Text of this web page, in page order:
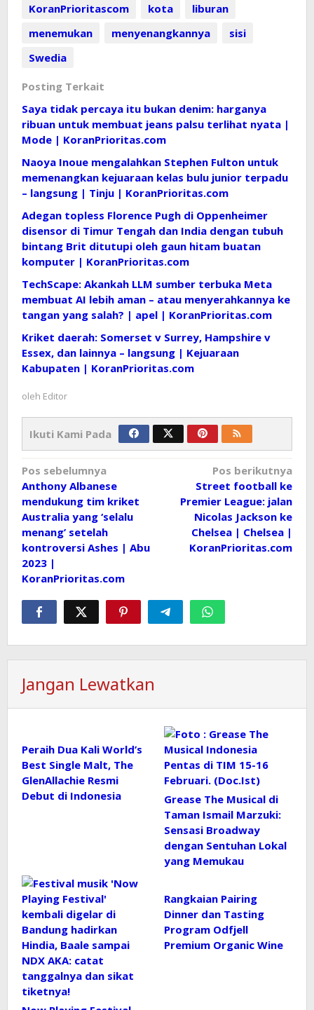
KoranPrioritascom
kota
liburan
menemukan
menyenangkannya
sisi
Swedia
Posting Terkait
Saya tidak percaya itu bukan denim: harganya
ribuan untuk membuat jeans palsu terlihat nyata |
Mode | KoranPrioritas.com
Naoya Inoue mengalahkan Stephen Fulton untuk
memenangkan kejuaraan kelas bulu junior terpadu
– langsung | Tinju | KoranPrioritas.com
Adegan topless Florence Pugh di Oppenheimer
disensor di Timur Tengah dan India dengan tubuh
bintang Brit ditutupi oleh gaun hitam buatan
komputer | KoranPrioritas.com
TechScape: Akankah LLM sumber terbuka Meta
membuat AI lebih aman – atau menyerahkannya ke
tangan yang salah? | apel | KoranPrioritas.com
Kriket daerah: Somerset v Surrey, Hampshire v
Essex, dan lainnya – langsung | Kejuaraan
Kabupaten | KoranPrioritas.com
oleh Editor
Ikuti Kami Pada
Navigasi
pos
Pos sebelumnya
Anthony Albanese
mendukung tim kriket
Australia yang ‘selalu
menang’ setelah
kontroversi Ashes | Abu
2023 |
KoranPrioritas.com
Pos berikutnya
Street football ke
Premier League: jalan
Nicolas Jackson ke
Chelsea | Chelsea |
KoranPrioritas.com
Jangan Lewatkan
Peraih Dua Kali World’s
Best Single Malt, The
GlenAllachie Resmi
Debut di Indonesia
Grease The Musical di
Taman Ismail Marzuki:
Sensasi Broadway
dengan Sentuhan Lokal
yang Memukau
Rangkaian Pairing
Dinner dan Tasting
Program Odfjell
Premium Organic Wine